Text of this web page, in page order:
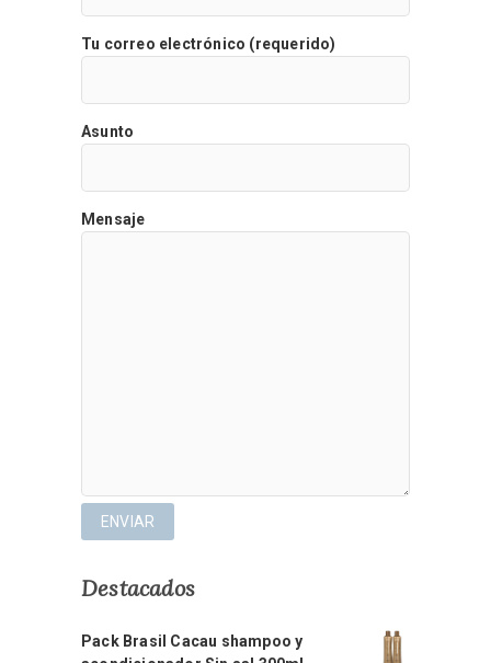
Tu correo electrónico (requerido)
Asunto
Mensaje
Destacados
Pack Brasil Cacau shampoo y